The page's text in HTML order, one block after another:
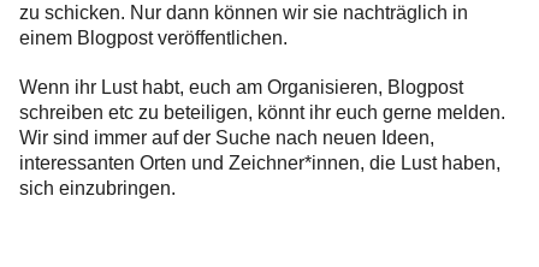
zu schicken. Nur dann können wir sie nachträglich in
einem Blogpost veröffentlichen.
Wenn ihr Lust habt, euch am Organisieren, Blogpost
schreiben etc zu beteiligen, könnt ihr euch gerne melden.
Wir sind immer auf der Suche nach neuen Ideen,
interessanten Orten und Zeichner*innen, die Lust haben,
sich einzubringen.